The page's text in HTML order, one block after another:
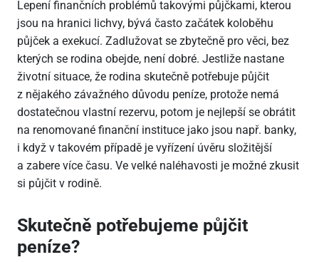
Lepení finančních problémů takovými půjčkami, kterou
jsou na hranici lichvy, bývá často začátek koloběhu
půjček a exekucí. Zadlužovat se zbytečně pro věci, bez
kterých se rodina obejde, není dobré. Jestliže nastane
životní situace, že rodina skutečně potřebuje půjčit
z nějakého závažného důvodu peníze, protože nemá
dostatečnou vlastní rezervu, potom je nejlepší se obrátit
na renomované finanční instituce jako jsou např. banky,
i když v takovém případě je vyřízení úvěru složitější
a zabere více času. Ve velké naléhavosti je možné zkusit
si půjčit v rodině.
Skutečně potřebujeme půjčit
peníze?